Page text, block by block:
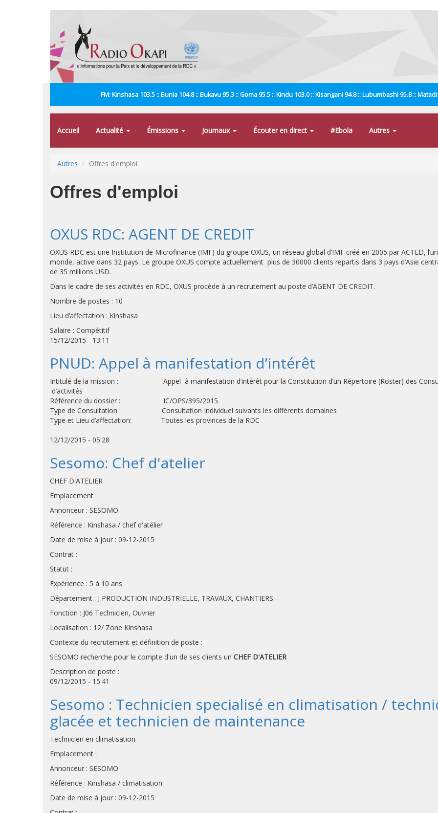
FM: Kinshasa 103.5 :: Bunia 104.8 :: Bukavu 95.3 :: Goma 95.5 :: Kindu 103.0 :: Kisangani 94.8 :: Lubumbashi 95.8 ::
Accueil Actualité Émissions Journaux Écouter en direct #Ebola Autres
Autres Offres d'emploi
Offres d'emploi
OXUS RDC: AGENT DE CREDIT
OXUS RDC est une Institution de Microfinance (IMF) du groupe OXUS, un réseau global d’IMF créé en 2005 par ACTED,
monde, active dans 32 pays. Le groupe OXUS compte actuellement plus de 30000 clients repartis dans 3 pays d’Asie
de 35 millions USD.
Dans le cadre de ses activités en RDC, OXUS procède à un recrutement au poste d’AGENT DE CREDIT.
Nombre de postes : 10
Lieu d’affectation : Kinshasa
Salaire : Compétitif
15/12/2015 - 13:11
PNUD: Appel à manifestation d’intérêt
Intitulé de la mission : Appel à manifestation d’intérêt pour la Constitution d’un Répertoire (Roster) des
d’activités
Référence du dossier : IC/OPS/395/2015
Type de Consultation : Consultation Individuel suivants les différents domaines
Type et Lieu d’affectation: Toutes les provinces de la RDC
12/12/2015 - 05:28
Sesomo: Chef d'atelier
CHEF D'ATELIER
Emplacement :
Annonceur : SESOMO
Référence : Kinshasa / chef d'atélier
Date de mise à jour : 09-12-2015
Contrat :
Statut :
Expérience : 5 à 10 ans
Département : J PRODUCTION INDUSTRIELLE, TRAVAUX, CHANTIERS
Fonction : J06 Technicien, Ouvrier
Localisation : 12/ Zone Kinshasa
Contexte du recrutement et définition de poste :
SESOMO recherche pour le compte d'un de ses clients un CHEF D'ATELIER
Description de poste :
09/12/2015 - 15:41
Sesomo : Technicien specialisé en climatisation /
glacée et technicien de maintenance
Technicien en climatisation
Emplacement :
Annonceur : SESOMO
Référence : Kinshasa / climatisation
Date de mise à jour : 09-12-2015